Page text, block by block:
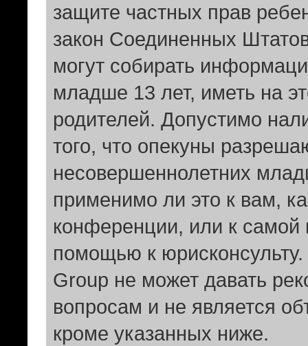
защите частных прав
закон Соединенных
могут собирать
младше 13 лет, иметь на
родителей. Допустимо
того, что опекуны
несовершеннолетних
применимо ли это к вам,
конференции, или к самой
помощью к
Group не может давать
вопросам и не является
кроме указанных ниже.